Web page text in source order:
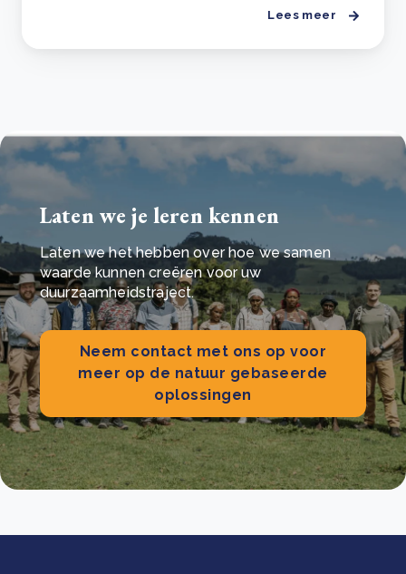
Lees meer
Laten we je leren kennen
Laten we het hebben over hoe we samen
waarde kunnen creëren voor uw
duurzaamheidstraject.
Neem contact met ons op voor
meer op de natuur gebaseerde
oplossingen